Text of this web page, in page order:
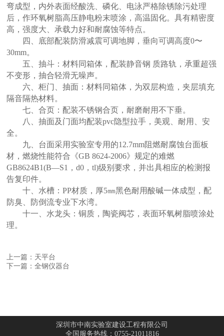
弯成型，内外表面经酸洗、磷化、电泳严格除锈除污处理
后，作环氧树脂高压静电粉末喷涂，高温固化。具有精密度
高，强度大、承载力好和耐腐蚀等特点。
四、底部配装防滑减震可调地脚，垂向可调高度0〜
30mm。
五、抽斗：材料同箱体，配装静音钢 质路轨，承重超强
不变形，抽合轻滑无噪声。
六、柜门、抽面：材料同箱体，为双层构造，夹层填充
隔音隔热材料。
七、合页：配装不锈钢合页，耐磨耐用不下垂。
八、抽面及门面均配装pvc隐型拉手，美观、耐用、安
全。
九、台面采用实验室专用的12.7mm阻燃耐腐蚀台面板
材，燃烧性能符合《GB 8624-2006》规定的难燃
GB8624B1(B—S1，d0，tl)级别要求，并出具相应的检测报
告复印件。
十、水槽：PP材质，厚5㎜黑色耐用酸碱一体成型，配
防臭、防倒流专业下水湾。
十一、水龙头：铜质，陶瓷阀芯，表面环氧树脂喷涂处
理。
上一篇：天平台
下一篇：全钢仪器台
深圳市中南实验室建设工程有限公司
全国服务热线：0755-21011816